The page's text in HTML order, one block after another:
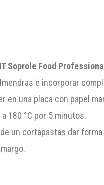
Soprole Food
e incorporar
en una placa con papel
180 °C por 5 minutos.
un cortapastas dar forma